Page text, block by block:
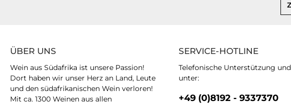
SERVICE-HOTLINE
Telefonische Unterstützung
unter:
+49 (0)8192 - 9337370
ÜBER UNS
Wein aus Südafrika ist unsere Passion!
Dort haben wir unser Herz an Land, Leute
und den südafrikanischen Wein verloren!
Mit ca. 1300 Weinen aus allen